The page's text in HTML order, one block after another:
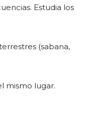
Estudia los
(sabana,
mismo lugar.